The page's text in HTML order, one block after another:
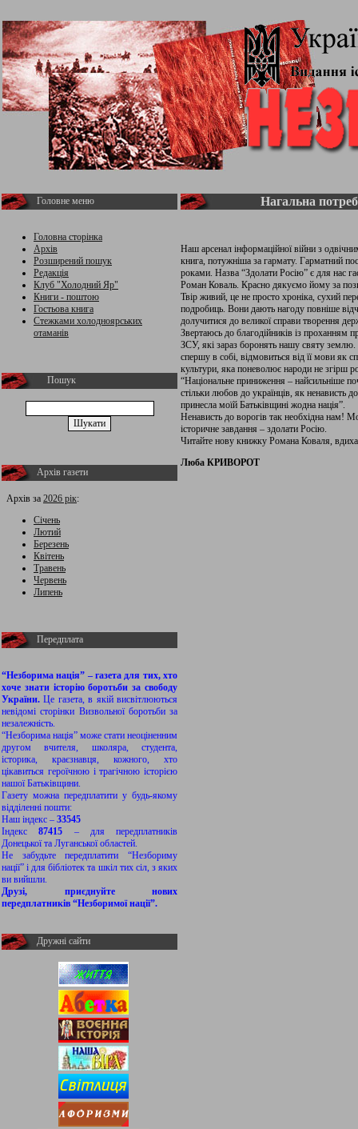
Головне меню
Головна сторінка
Архів
Розширений пошук
Редакція
Клуб "Холодний Яр"
Книги - поштою
Гостьова книга
Стежками холодноярських
отаманів
Пошук
Архів газети
Архів за 2026 рік:
Січень
Лютий
Березень
Квітень
Травень
Червень
Липень
Передплата
“Незборима нація” – газета для тих, хто
хоче знати історію боротьби за свободу
України.Це газета, в якій висвітлюються
невідомі сторінки Визвольної боротьби за
незалежність.
“Незборима нація” може стати неоціненним
другом вчителя, школяра, студента,
історика, краєзнавця, кожного, хто
цікавиться героїчною і трагічною історією
нашої Батьківщини.
Газету можна передплатити у будь-якому
відділенні пошти:
Наш індекс – 33545
Індекс87415 – для передплатників
Донецької та Луганської областей.
Не забудьте передплатити “Незбориму
нації” і для бібліотек та шкіл тих сіл, з яких
ви вийшли.
Друзі, приєднуйте нових
передплатників “Незборимої нації”.
Дружні сайти
Нагальна
Наш арсенал інформаційної війни з
книга, потужніша за гармату. Гарматний
роками. Назва “Здолати Росію” є для нас
Роман Коваль. Красно дякуємо йому за
Твір живий, це не просто хроніка, сухий
подробиць. Вони дають нагоду повніше
долучитися до великої справи творення
Звертаюсь до благодійників із проханням
ЗСУ, які зараз боронять нашу святу
спершу в собі, відмовиться від її мови як
культури, яка поневолює народи не згірш
“Національне приниження – найсильніше
стільки любов до українців, як ненависть
принесла моїй Батьківщині жодна нація”.
Ненависть до ворогів так необхідна нам!
історичне завдання – здолати Росію.
Читайте нову книжку Романа Коваля,
Люба КРИВОРОТ